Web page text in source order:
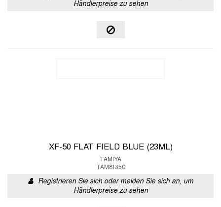
Händlerpreise zu sehen
XF-50 FLAT FIELD BLUE (23ML)
TAMIYA
TAM81350
Registrieren Sie sich oder melden Sie sich an, um
Händlerpreise zu sehen